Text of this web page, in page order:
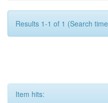
Results 1-1 of 1 (Search
Item hits: